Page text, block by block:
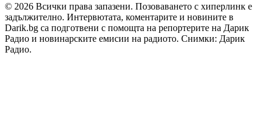
© 2026 Всички права запазени. Позоваването с хиперлинк е
задължително. Интервютата, коментарите и новините в
Darik.bg са подготвени с помощта на репортерите на Дарик
Радио и новинарските емисии на радиото. Снимки: Дарик
Радио.